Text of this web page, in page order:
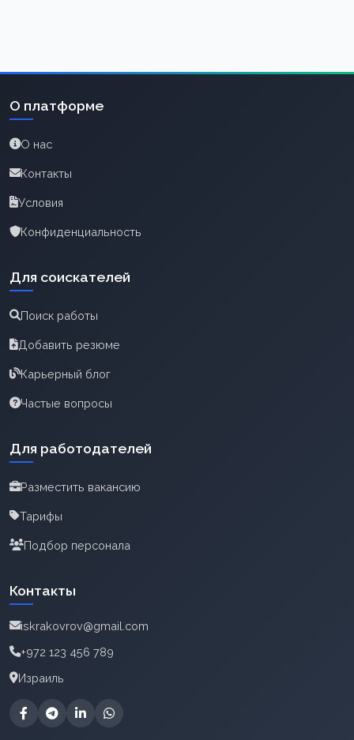
О платформе
О нас
Контакты
Условия
Конфиденциальность
Для соискателей
Поиск работы
Добавить резюме
Карьерный блог
Частые вопросы
Для работодателей
Разместить вакансию
Тарифы
Подбор персонала
Контакты
iskrakovrov@gmail.com
+972 123 456 789
Израиль